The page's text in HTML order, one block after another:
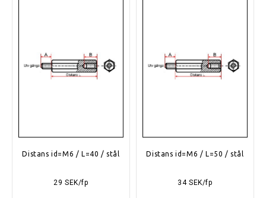
Distans id=M6 / L=40 / stål
29 SEK/fp
Distans id=M6 / L=50 / stål
34 SEK/fp